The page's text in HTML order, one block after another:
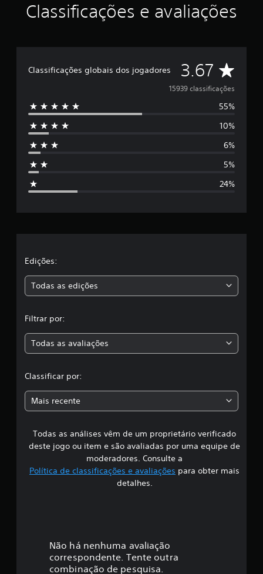
Classificações e avaliações
Classificações globais dos jogadores 3.67 D
e
5
e
a
c
a
s
s
15939 classificações
55%
10%
6%
5%
24%
Edições:
Todas as edições
Filtrar por:
Todas as avaliações
Classificar por:
Mais recente
Todas as análises vêm de um proprietário verificado
deste jogo ou item e são avaliadas por uma equipe de
moderadores. Consulte a
Política de classificações e avaliações para obter mais
detalhes.
Não há nenhuma avaliação
correspondente. Tente outra
combinação de pesquisa.